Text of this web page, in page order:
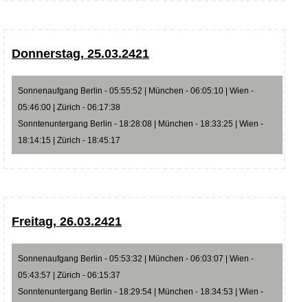
Donnerstag, 25.03.2421
Sonnenaufgang Berlin - 05:55:52 | München - 06:05:10 | Wien -
05:46:00 | Zürich - 06:17:38
Sonntenuntergang Berlin - 18:28:08 | München - 18:33:25 | Wien -
18:14:15 | Zürich - 18:45:17
Freitag, 26.03.2421
Sonnenaufgang Berlin - 05:53:32 | München - 06:03:07 | Wien -
05:43:57 | Zürich - 06:15:37
Sonntenuntergang Berlin - 18:29:54 | München - 18:34:53 | Wien -